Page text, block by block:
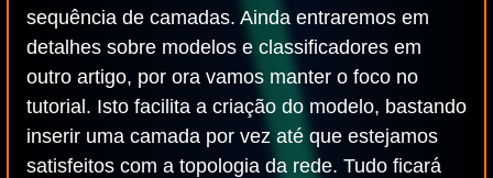
sequência de camadas. Ainda entraremos em
detalhes sobre modelos e classificadores em
outro artigo, por ora vamos manter o foco no
tutorial. Isto facilita a criação do modelo, bastando
inserir uma camada por vez até que estejamos
satisfeitos com a topologia da rede. Tudo ficará